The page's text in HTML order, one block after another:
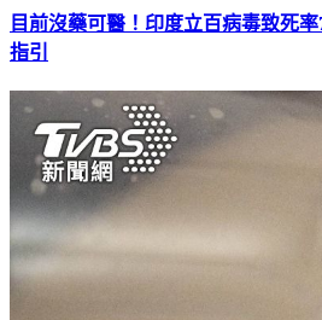
目前沒藥可醫！印度立百病毒致死
指引